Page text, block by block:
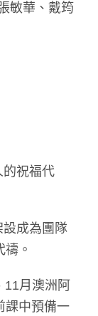
敏華、戴筠
的祝福代
成為團隊
。
月澳洲阿
課中預備一